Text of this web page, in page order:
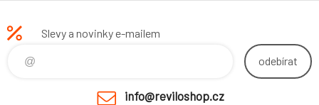
Slevy a novinky e-mailem
odebírat
info@reviloshop.cz